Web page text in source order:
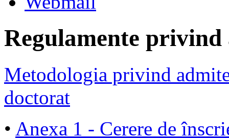
Regulamente
Metodologia privind
doctorat
• Anexa 1 - Cerere de